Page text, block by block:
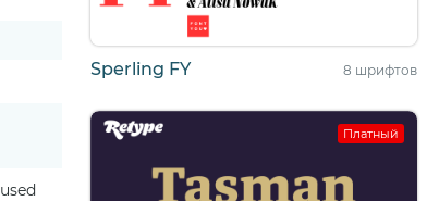
Sperling FY 8 шрифтов
Платный